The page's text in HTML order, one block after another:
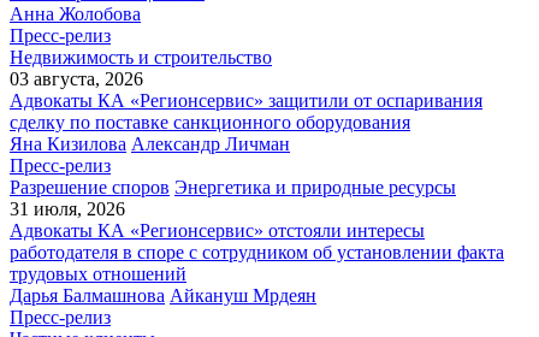
Анна Жолобова
Пресс-релиз
Недвижимость и строительство
03 августа, 2026
Адвокаты КА «Регионсервис» защитили от оспаривания
сделку по поставке санкционного оборудования
Яна Кизилова Александр Личман
Пресс-релиз
Разрешение споров Энергетика и природные ресурсы
31 июля, 2026
Адвокаты КА «Регионсервис» отстояли интересы
работодателя в споре с сотрудником об установлении факта
трудовых отношений
Дарья Балмашнова Айкануш Мрдеян
Пресс-релиз